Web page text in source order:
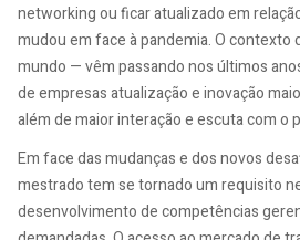
networking ou ficar atualizado em
mudou em face à pandemia. O contexto
mundo — vêm passando nos últimos
de empresas atualização e inovação
além de maior interação e escuta com o
Em face das mudanças e dos novos
mestrado tem se tornado um requisito
desenvolvimento de competências